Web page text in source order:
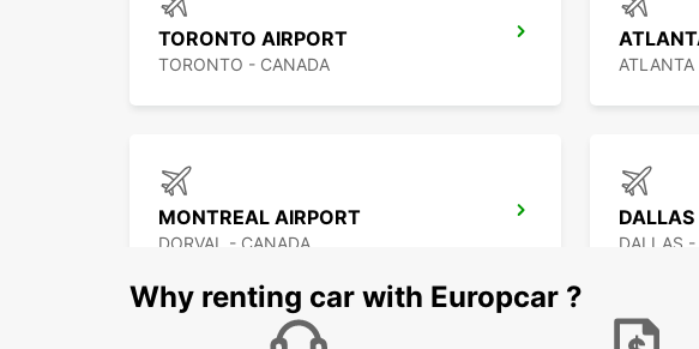
TORONTO AIRPORT
TORONTO - CANADA
MONTREAL AIRPORT
DORVAL - CANADA DALLAS -
Why renting car with Europcar ?